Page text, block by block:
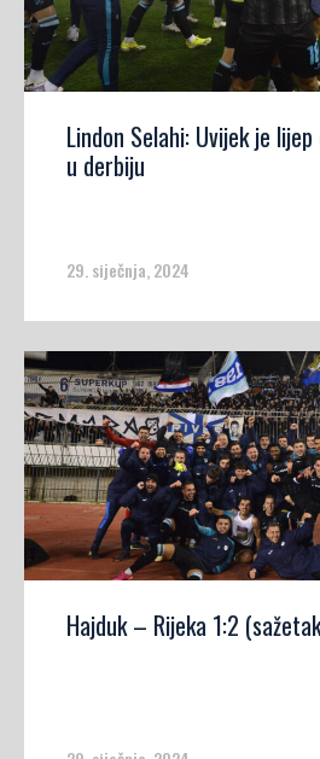
Lindon Selahi: Uvijek je
u derbiju
29. siječnja, 2024
Hajduk – Rijeka 1:2